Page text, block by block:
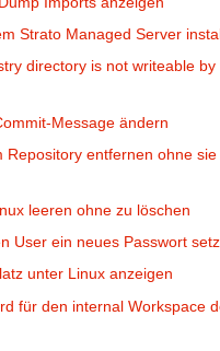
Strato Managed Server
directory is not writeable
Message ändern
Repository entfernen ohne sie
leeren ohne zu löschen
User ein neues Passwort
unter Linux anzeigen
für den internal Workspace